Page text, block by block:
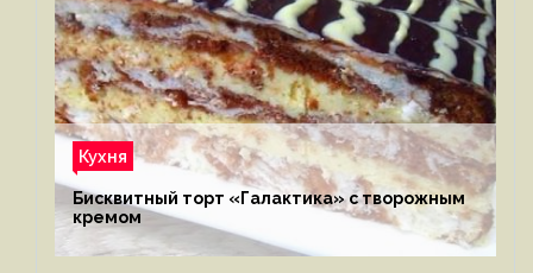
Кухня
Бисквитный торт «Галактика» с творожным
кремом